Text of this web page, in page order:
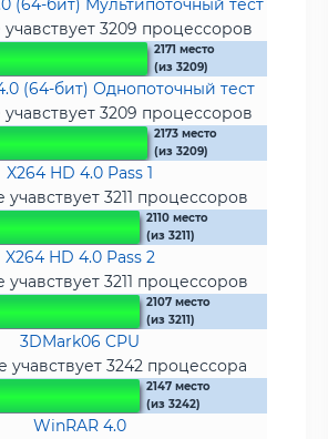
(64-бит) Мультипоточный тест
3209 процессоров
2171 место
(из 3209)
(64-бит) Однопоточный тест
3209 процессоров
2173 место
(из 3209)
X264 HD 4.0 Pass 1
учавствует 3211 процессоров
2110 место
(из 3211)
X264 HD 4.0 Pass 2
учавствует 3211 процессоров
2107 место
(из 3211)
3DMark06 CPU
учавствует 3242 процессора
2147 место
(из 3242)
WinRAR 4.0